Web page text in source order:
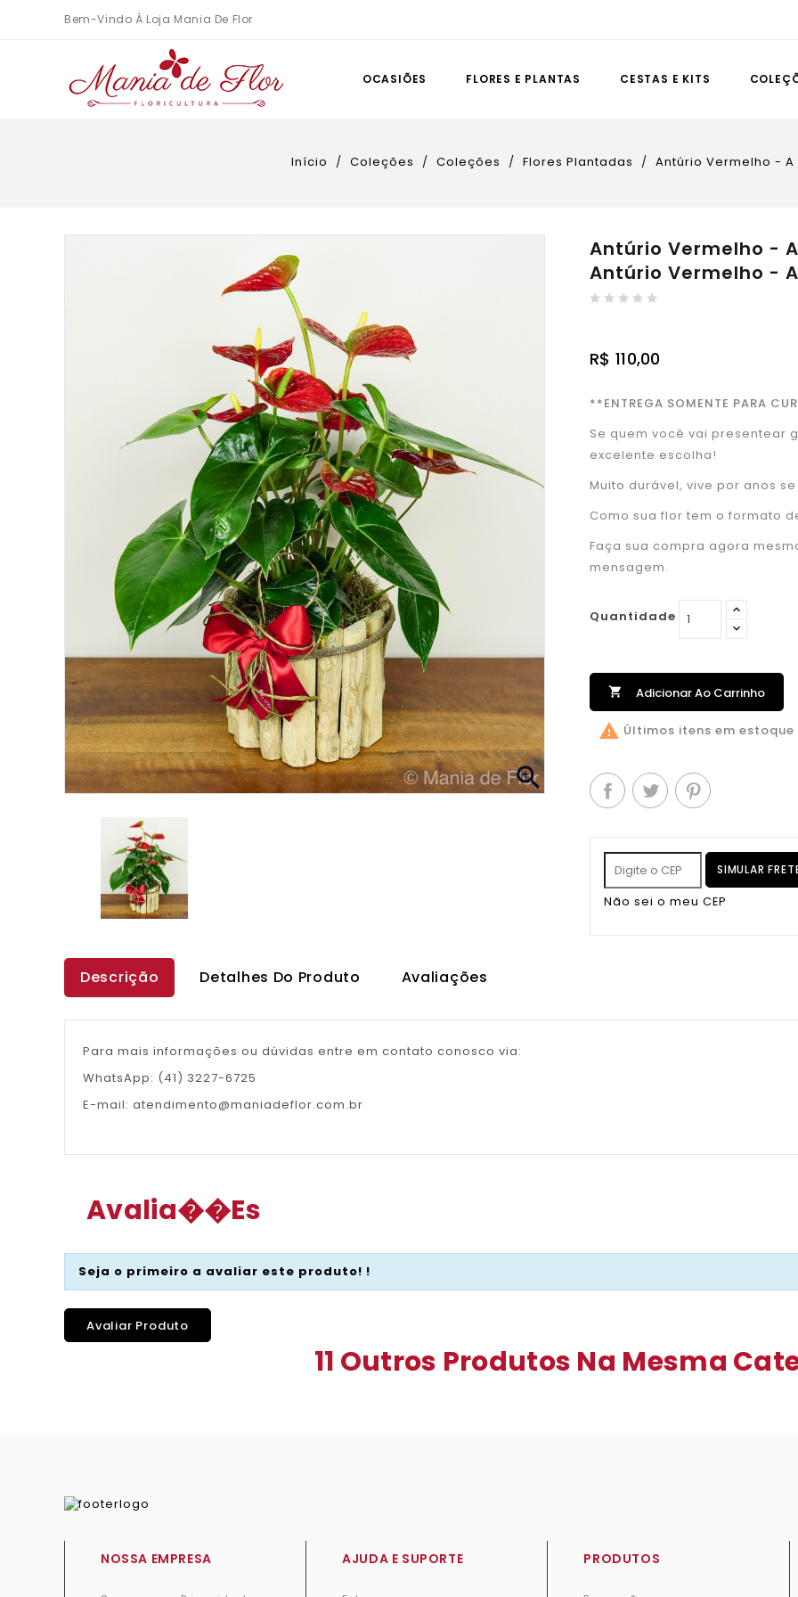
Bem-Vindo À Loja Mania De Flor
OCASIÕES FLORES E PLANTAS CESTAS E KITS
Início Coleções Coleções Flores Plantadas Antúrio Vermelho -

Antúrio Vermelho -
Antúrio Vermelho -
R$ 110,00
**ENTREGA SOMENTE PARA
Se quem você vai presentear
excelente escolha!
Muito durável, vive por anos
Como sua flor tem o formato
Faça sua compra agora
mensagem.
Quantidade
 Adicionar Ao Carrinho
 Últimos itens em estoque
SIMULAR
Não sei o meu CEP
Descrição Detalhes Do Produto Avaliações
Para mais informações ou dúvidas entre em contato conosco via:
WhatsApp: (41) 3227-6725
E-mail: atendimento@maniadeflor.com.br
Avalia��es
Seja o primeiro a avaliar este produto! !
Avaliar Produto
11 Outros Produtos Na Mesma
NOSSA EMPRESA AJUDA E SUPORTE PRODUTOS